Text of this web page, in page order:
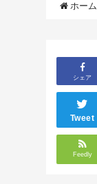
ホーム
シェア
Tweet
Feedly